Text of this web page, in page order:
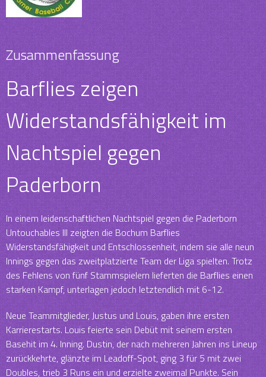
Zusammenfassung
Barflies zeigen
Widerstandsfähigkeit im
Nachtspiel gegen
Paderborn
In einem leidenschaftlichen Nachtspiel gegen die Paderborn
Untouchables III zeigten die Bochum Barflies
Widerstandsfähigkeit und Entschlossenheit, indem sie alle neun
Innings gegen das zweitplatzierte Team der Liga spielten. Trotz
des Fehlens von fünf Stammspielern lieferten die Barflies einen
starken Kampf, unterlagen jedoch letztendlich mit 6-12.
Neue Teammitglieder, Justus und Louis, gaben ihre ersten
Karrierestarts. Louis feierte sein Debüt mit seinem ersten
Basehit im 4. Inning. Dustin, der nach mehreren Jahren ins Lineup
zurückkehrte, glänzte im Leadoff-Spot, ging 3 für 5 mit zwei
Doubles, trieb 3 Runs ein und erzielte zweimal Punkte. Sein